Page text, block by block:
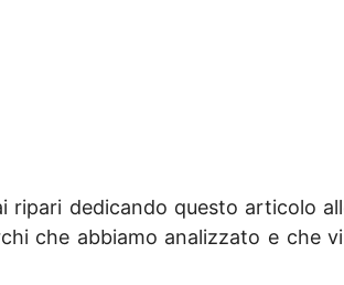
ripari dedicando questo articolo
che abbiamo analizzato e che